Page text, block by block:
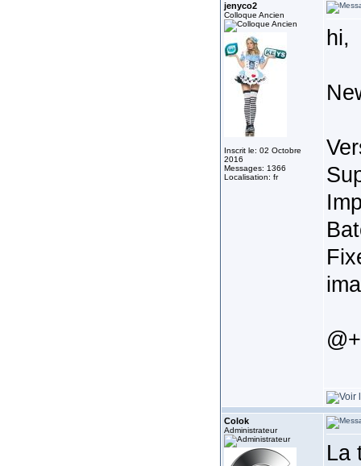
jenyco2
Colloque Ancien
Inscrit le: 02 Octobre
2016
Messages: 1366
Localisation: fr
hi,
@+
Colok
Administrateur
La